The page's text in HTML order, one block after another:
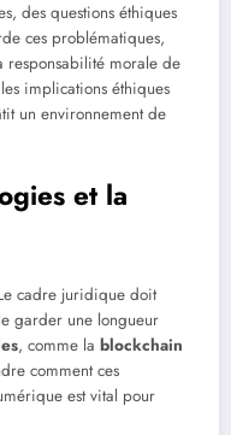
des questions éthiques
ces problématiques,
responsabilité morale de
implications éthiques
un environnement de
et la
cadre juridique doit
garder une longueur
, comme la blockchain
comment ces
est vital pour